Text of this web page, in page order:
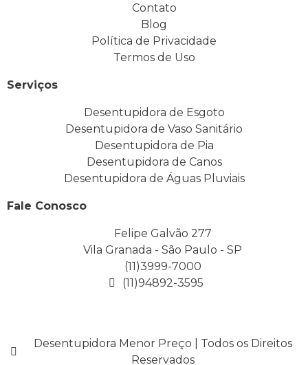
Contato
Blog
Política de Privacidade
Termos de Uso
Serviços
Desentupidora de Esgoto
Desentupidora de Vaso Sanitário
Desentupidora de Pia
Desentupidora de Canos
Desentupidora de Águas Pluviais
Fale Conosco
Felipe Galvão 277
Vila Granada - São Paulo - SP
(11)3999-7000
(11)94892-3595
Desentupidora Menor Preço | Todos os Direitos
Reservados